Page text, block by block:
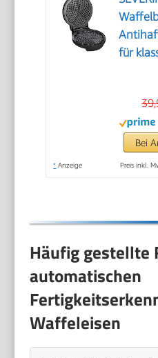
für
2103
Bei
* Anzeige Preis inkl.
Häufig gestellte
automatischen
Waffeleisen